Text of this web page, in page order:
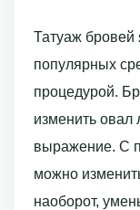
Татуаж бровей
популярных
процедурой.
изменить овал
выражение. С
можно
наоборот,